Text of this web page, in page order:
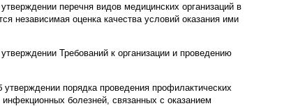
перечня видов медицинских организаций в
независимая оценка качества условий оказания ими
Требований к организации и проведению
порядка проведения профилактических
болезней, связанных с оказанием